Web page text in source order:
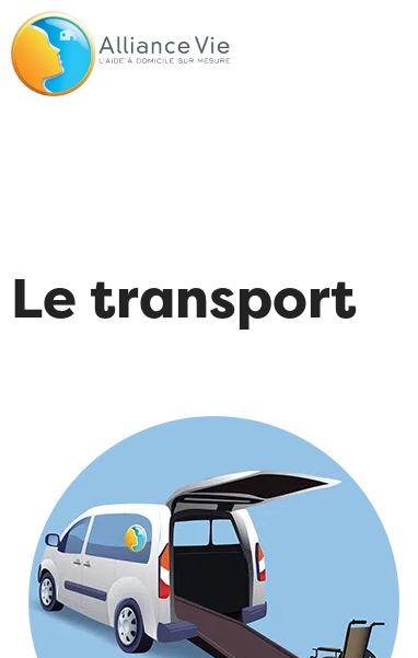
Le transport